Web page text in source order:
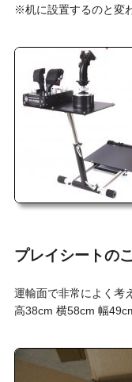
※机に設置するのと変
プレイシートの
運輸面で非常によく考
高38cm 横58cm 幅